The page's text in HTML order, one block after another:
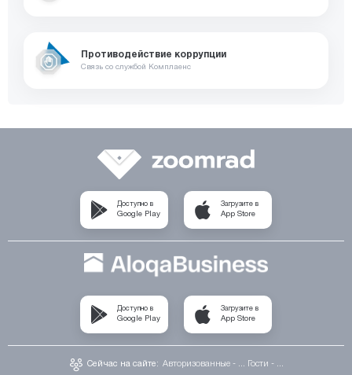
Противодействие коррупции
Связь со службой Комплаенс
Доступно в
Google Play
Загрузите в
App Store
Доступно в
Google Play
Загрузите в
App Store
Сейчас на сайте: Авторизованные - ... Гости - ...